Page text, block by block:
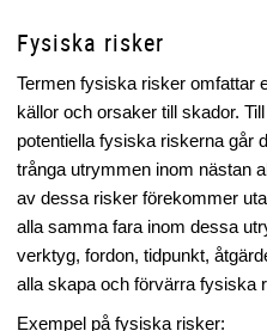
Fysiska risker
Termen fysiska risker omfattar
källor och orsaker till skador.
potentiella fysiska riskerna går
trånga utrymmen inom nästan
av dessa risker förekommer
alla samma fara inom dessa
verktyg, fordon, tidpunkt,
alla skapa och förvärra fysiska
Exempel på fysiska risker: